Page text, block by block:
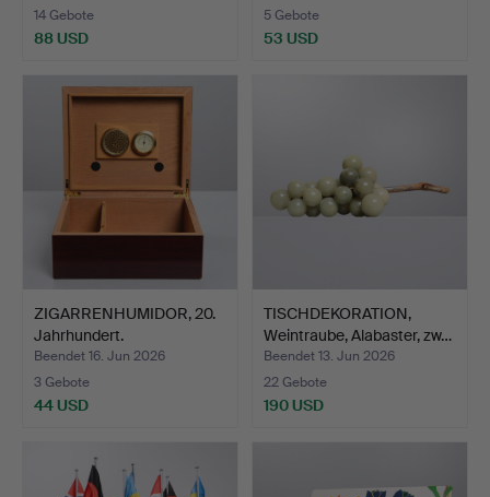
14 Gebote
88 USD
5 Gebote
53 USD
ZIGARRENHUMIDOR, 20.
Jahrhundert.
Beendet 16. Jun 2026
3 Gebote
44 USD
TISCHDEKORATION,
Weintraube, Alabaster, zw…
Beendet 13. Jun 2026
22 Gebote
190 USD